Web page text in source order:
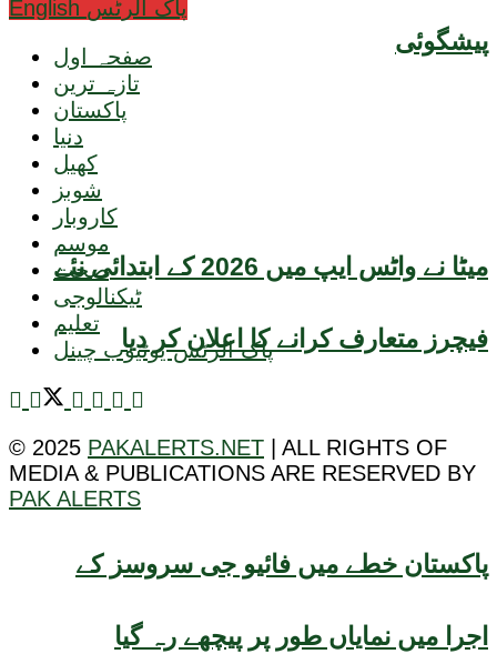
پیشگوئی
میٹا نے واٹس ایپ میں 2026 کے ابتدائی نئے
فیچرز متعارف کرانے کا اعلان کر دیا
پاکستان خطے میں فائیو جی سروسز کے
اجرا میں نمایاں طور پر پیچھے رہ گیا
English پاک الرٹس
صفحہ اول
تازہ ترین
پاکستان
دنیا
کھیل
شوبز
کاروبار
موسم
صحت
ٹیکنالوجی
تعلیم
پاک الرٹس یوٹیوب چینل
© 2025 PAKALERTS.NET | ALL RIGHTS OF
MEDIA & PUBLICATIONS ARE RESERVED BY
PAK ALERTS